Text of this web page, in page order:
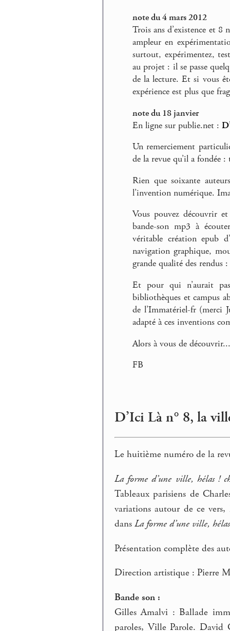
note du 4 mars 2012
Trois ans d’existence et 8
ampleur en
surtout, expérimentez,
au projet : il se passe
de la lecture. Et si vous
expérience est plus que
note du 18 janvier
En ligne sur publie.net :
Un remerciement
de la revue qu’il a fondée
Rien que soixante
l’invention numérique.
Vous pouvez découvrir
bande-son mp3 à
véritable création epub
navigation graphique,
grande qualité des rendus :
Et pour qui n’aurait
bibliothèques et campus
de l’Immatériel-fr (merci
adapté à ces inventions
Alors à vous de découvrir...
FB
D’Ici Là n° 8, la
Le huitième numéro de la
La forme d’une ville, hélas !
Tableaux parisiens de
variations autour de ce
dansLa forme d’une ville,
Présentation complète des
Direction artistique : Pierre
Bande son :
Gilles Amalvi : Ballade
paroles, Ville Parole.